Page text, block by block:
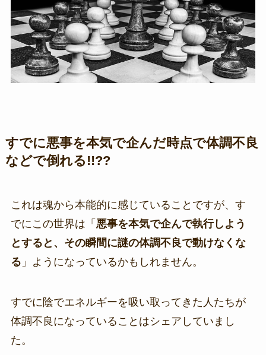
すでに悪事を本気で企んだ時点で体調不良
などで倒れる!!??
これは魂から本能的に感じていることですが、す
でにこの世界は「 悪事を本気で企んで執行しよう
とすると、その瞬間に謎の体調不良で動けなくな
る 」ようになっているかもしれません。
すでに陰でエネルギーを吸い取ってきた人たちが
体調不良になっていることはシェアしていまし
た。